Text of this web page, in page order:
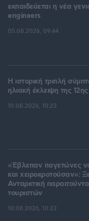
εκπαιδεύεται η νέα
engineers
05.08.2026, 09:44
Η ιστορική τριπλή
ηλιακή έκλειψη της
10.08.2026, 10:23
«Έβλεπαν παγετώνες
και χειροκροτούσαν»:
Ανταρκτική
τουριστών
10.08.2026, 10:23